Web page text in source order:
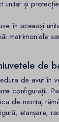
unitar și
în aceeași
matrimoniale
de
de avut în
configurații.
de montaj
etanșare,